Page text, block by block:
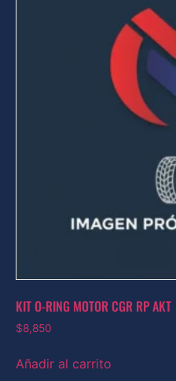
KIT O-RING MOTOR CGR RP AKT
$8,850
Añadir al carrito